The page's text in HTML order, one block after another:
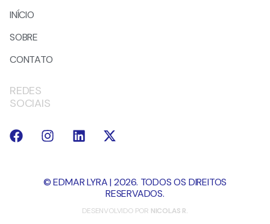
INÍCIO
SOBRE
CONTATO
REDES
SOCIAIS
© EDMAR LYRA | 2026. TODOS OS DIREITOS
RESERVADOS.
DESENVOLVIDO POR NICOLAS R.